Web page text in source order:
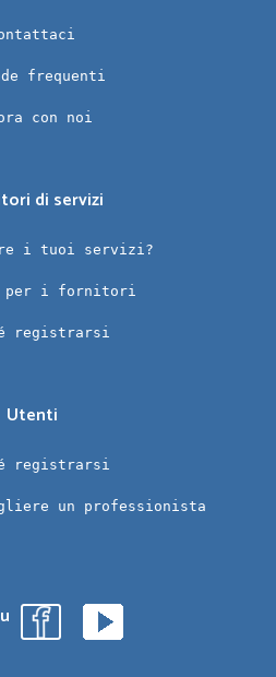
frequenti
con noi
di servizi
i tuoi servizi?
per i fornitori
registrarsi
Utenti
registrarsi
un professionista